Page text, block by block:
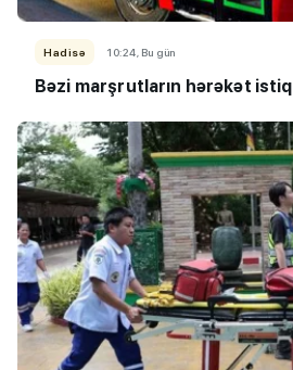
Hadisə 10:24, Bu gün
Bəzi marşrutların hərəkət